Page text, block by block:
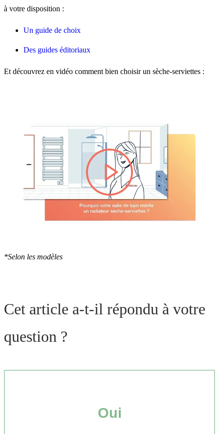
à votre disposition :
Un guide de choix
Des guides éditoriaux
Et découvrez en vidéo comment bien choisir un sèche-serviettes :
lire la vidéo
*Selon les modèles
Cet article a-t-il répondu à votre
question ?
Oui